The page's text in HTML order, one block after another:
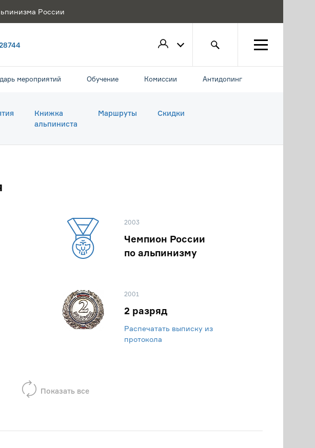
России
мероприятий Обучение Комиссии Антидопинг
Книжка
альпиниста
Маршруты Скидки
2003
Чемпион России
по альпинизму
2001
2 разряд
Распечатать выписку из
протокола
Показать все